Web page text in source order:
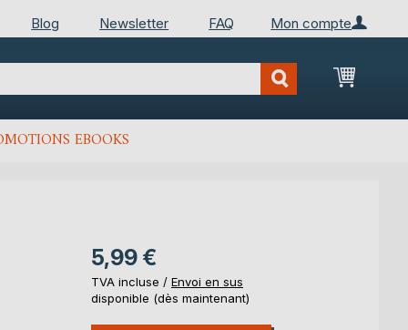
Mon compte
Blog Newsletter FAQ
Mon
EBOOKS
5,99 €
TVA incluse / Envoi en sus
disponible (dès maintenant)